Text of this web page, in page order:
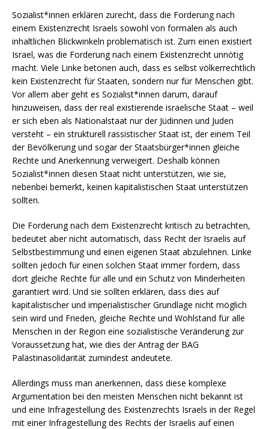
Sozialist*innen erklären zurecht, dass die Forderung nach
einem Existenzrecht Israels sowohl von formalen als auch
inhaltlichen Blickwinkeln problematisch ist. Zum einen existiert
Israel, was die Forderung nach einem Existenzrecht unnötig
macht. Viele Linke betonen auch, dass es selbst völkerrechtlich
kein Existenzrecht für Staaten, sondern nur für Menschen gibt.
Vor allem aber geht es Sozialist*innen darum, darauf
hinzuweisen, dass der real existierende israelische Staat – weil
er sich eben als Nationalstaat nur der Jüdinnen und Juden
versteht – ein strukturell rassistischer Staat ist, der einem Teil
der Bevölkerung und sogar der Staatsbürger*innen gleiche
Rechte und Anerkennung verweigert. Deshalb können
Sozialist*innen diesen Staat nicht unterstützen, wie sie,
nebenbei bemerkt, keinen kapitalistischen Staat unterstützen
sollten.
Die Forderung nach dem Existenzrecht kritisch zu betrachten,
bedeutet aber nicht automatisch, dass Recht der Israelis auf
Selbstbestimmung und einen eigenen Staat abzulehnen. Linke
sollten jedoch für einen solchen Staat immer fordern, dass
dort gleiche Rechte für alle und ein Schutz von Minderheiten
garantiert wird. Und sie sollten erklären, dass dies auf
kapitalistischer und imperialistischer Grundlage nicht möglich
sein wird und Frieden, gleiche Rechte und Wohlstand für alle
Menschen in der Region eine sozialistische Veränderung zur
Voraussetzung hat, wie dies der Antrag der BAG
Palästinasolidarität zumindest andeutete.
Allerdings muss man anerkennen, dass diese komplexe
Argumentation bei den meisten Menschen nicht bekannt ist
und eine Infragestellung des Existenzrechts Israels in der Regel
mit einer Infragestellung des Rechts der Israelis auf einen